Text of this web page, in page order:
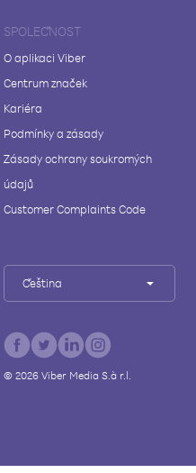
SPOLEČNOST
O aplikaci Viber
Centrum značek
Kariéra
Podmínky a zásady
Zásady ochrany soukromých
údajů
Customer Complaints Code
Čeština
© 2026Viber Media S.à r.l.